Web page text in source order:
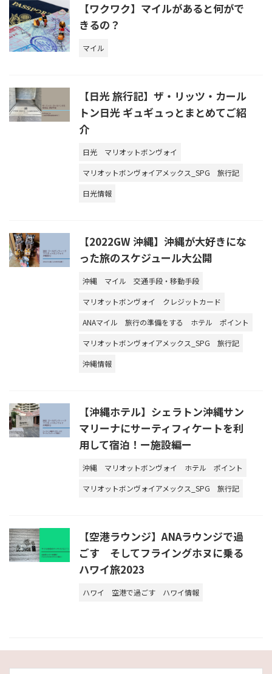
【ワクワク】マイルがあると何がで
きるの？
マイル
【日光 旅行記】ザ・リッツ・カール
トン日光 ギュギュっとまとめてご紹
介
日光
マリオットボンヴォイ
マリオットボンヴォイアメックス_SPG
旅行記
日光情報
【2022GW 沖縄】沖縄が大好きにな
った旅のスケジュール大公開
沖縄 マイル
交通手段・移動手段
マリオットボンヴォイ
クレジットカード
ANAマイル
旅行の準備をする ホテル
ポイント
マリオットボンヴォイアメックス_SPG
旅行記
沖縄情報
【沖縄ホテル】シェラトン沖縄サン
マリーナにサーティフィケートを利
用して宿泊！ー施設編ー
沖縄 マリオットボンヴォイ ホテル
ポイント
マリオットボンヴォイアメックス_SPG
旅行記
【空港ラウンジ】ANAラウンジで過
ごす そしてフライングホヌに乗る
ハワイ旅2023
ハワイ 空港で過ごす ハワイ情報